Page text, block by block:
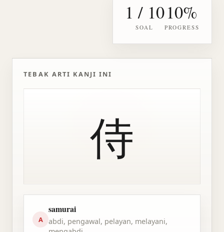
1 / 10
SOAL
10%
PROGRESS
TEBAK ARTI KANJI INI
侍
A
samurai
abdi, pengawal, pelayan, melayani,